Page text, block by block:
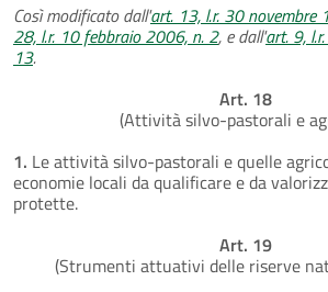
Così modificato dall'art. 13, l.r. 30 novembre
28, l.r. 10 febbraio 2006, n. 2, e dall'art. 9,
13.
Art. 18
(Attività silvo-pastorali e
1. Le attività silvo-pastorali e quelle
economie locali da qualificare e da
protette.
Art. 19
(Strumenti attuativi delle riserve